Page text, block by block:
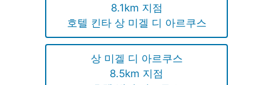
8.1km 지점
호텔 킨타 상 미겔 디 아르쿠스
상 미겔 디 아르쿠스
8.5km 지점